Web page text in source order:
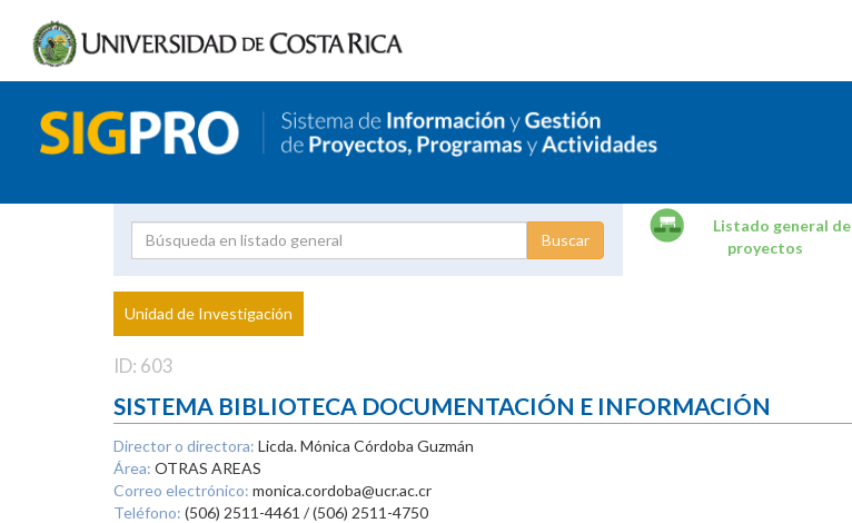
Proyecto
Investigador
Listado general de
proyectos
Unidad de Investigación
ID: 603
SISTEMA BIBLIOTECA DOCUMENTACIÓN E INFORMACIÓN
Director o directora: Licda. Mónica Córdoba Guzmán
Área: OTRAS AREAS
Correo electrónico: monica.cordoba@ucr.ac.cr
Teléfono: (506) 2511-4461 / (506) 2511-4750